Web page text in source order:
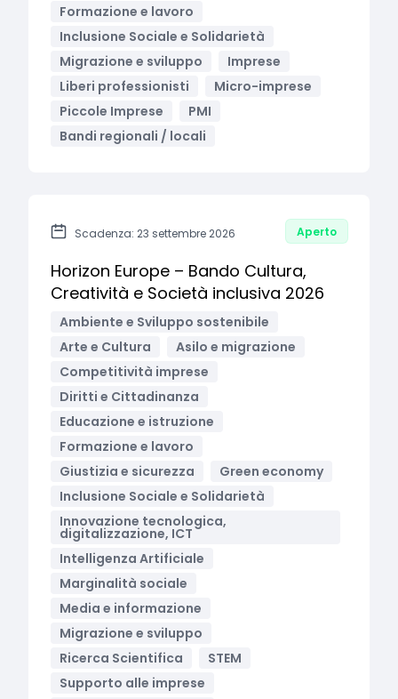
Formazione e lavoro
Inclusione Sociale e Solidarietà
Migrazione e sviluppo
Imprese
Liberi professionisti
Micro-imprese
Piccole Imprese
PMI
Bandi regionali / locali
Scadenza: 23 settembre 2026 Aperto
Horizon Europe – Bando Cultura,
Creatività e Società inclusiva 2026
Ambiente e Sviluppo sostenibile
Arte e Cultura
Asilo e migrazione
Competitività imprese
Diritti e Cittadinanza
Educazione e istruzione
Formazione e lavoro
Giustizia e sicurezza
Green economy
Inclusione Sociale e Solidarietà
Innovazione tecnologica,
digitalizzazione, ICT
Intelligenza Artificiale
Marginalità sociale
Media e informazione
Migrazione e sviluppo
Ricerca Scientifica
STEM
Supporto alle imprese